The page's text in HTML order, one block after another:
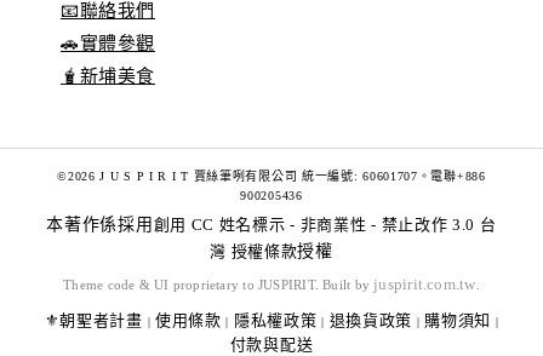
📧聯絡我們
🚗實體參觀
🧋新埔美食
©2026 J U S P I R I T 賈絲筆咧有限公司 統一編號: 60601707。電聯+886
900205436
本著作係採用 創用 CC 姓名標示 - 非商業性 - 禁止改作 3.0 台
灣 授權條款授權
Theme code & UI proprietary to JUSPIRIT. Built by juspirit.com.tw
⚜️朝聖者計畫 | 使用條款 | 隱私權政策 | 退換貨政策 | 購物須知 |
付款與配送